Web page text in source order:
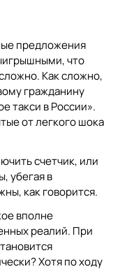
предложения
что
Как сложно,
гражданину
такси в России».
от легкого шока
счетчик, или
убегая в
как говорится.
вполне
реалий. При
Хотя по ходу